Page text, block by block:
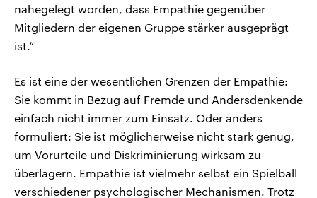
nahegelegt worden, dass Empathie gegenüber
Mitgliedern der eigenen Gruppe stärker ausgeprägt
ist.“
Es ist eine der wesentlichen Grenzen der Empathie:
Sie kommt in Bezug auf Fremde und Andersdenkende
einfach nicht immer zum Einsatz. Oder anders
formuliert: Sie ist möglicherweise nicht stark genug,
um Vorurteile und Diskriminierung wirksam zu
überlagern. Empathie ist vielmehr selbst ein Spielball
verschiedener psychologischer Mechanismen. Trotz